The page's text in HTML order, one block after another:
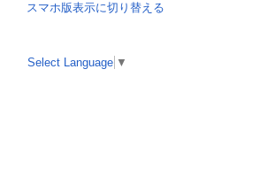
スマホ版表示に切り替える
Select Language ▼